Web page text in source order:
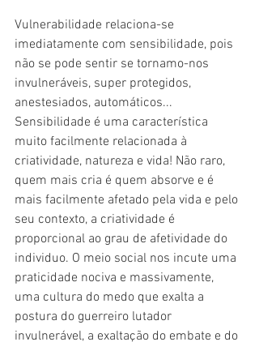
Vulnerabilidade relaciona-se
imediatamente com sensibilidade, pois
não se pode sentir se tornamo-nos
invulneráveis, super protegidos,
anestesiados, automáticos...
Sensibilidade é uma característica
muito facilmente relacionada à
criatividade, natureza e vida! Não raro,
quem mais cria é quem absorve e é
mais facilmente afetado pela vida e pelo
seu contexto, a criatividade é
proporcional ao grau de afetividade do
individuo. O meio social nos incute uma
praticidade nociva e massivamente,
uma cultura do medo que exalta a
postura do guerreiro lutador
invulnerável, a exaltação do embate e do